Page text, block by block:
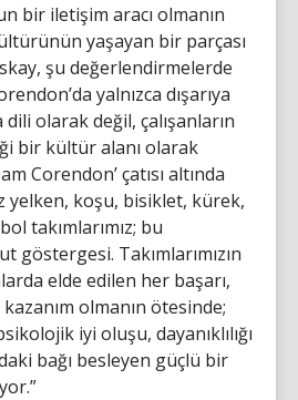
bir iletişim aracı olmanın
yaşayan bir parçası
şu değerlendirmelerde
yalnızca dışarıya
olarak değil, çalışanların
bir kültür alanı olarak
Corendon’ çatısı altında
yelken, koşu, bisiklet, kürek,
takımlarımız; bu
göstergesi. Takımlarımızın
elde edilen her başarı,
olmanın ötesinde;
iyi oluşu, dayanıklılığı
bağı besleyen güçlü bir